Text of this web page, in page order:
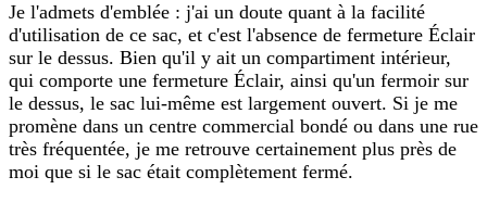
Je l'admets d'emblée : j'ai un doute quant à la facilité
d'utilisation de ce sac, et c'est l'absence de fermeture Éclair
sur le dessus. Bien qu'il y ait un compartiment intérieur,
qui comporte une fermeture Éclair, ainsi qu'un fermoir sur
le dessus, le sac lui-même est largement ouvert. Si je me
promène dans un centre commercial bondé ou dans une rue
très fréquentée, je me retrouve certainement plus près de
moi que si le sac était complètement fermé.